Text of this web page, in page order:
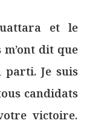
et le
m’ont dit que
parti. Je suis
candidats
victoire.